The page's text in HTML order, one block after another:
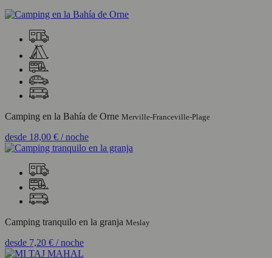
Camping en la Bahía de Orne Merville-Franceville-Plage
desde 18,00 € / noche
Camping tranquilo en la granja Meslay
desde 7,20 € / noche